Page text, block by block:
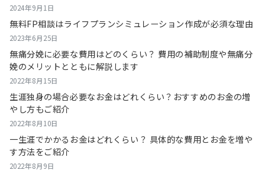
2024年9月1日
無料FP相談はライフプランシミュレーション作成が必須な理由
2023年6月25日
無痛分娩に必要な費用はどのくらい？ 費用の補助制度や無痛分
娩のメリットとともに解説します
2022年8月15日
生涯独身の場合必要なお金はどれくらい？おすすめのお金の増
やし方もご紹介
2022年8月10日
一生涯でかかるお金はどれくらい？ 具体的な費用とお金を増や
す方法をご紹介
2022年8月9日